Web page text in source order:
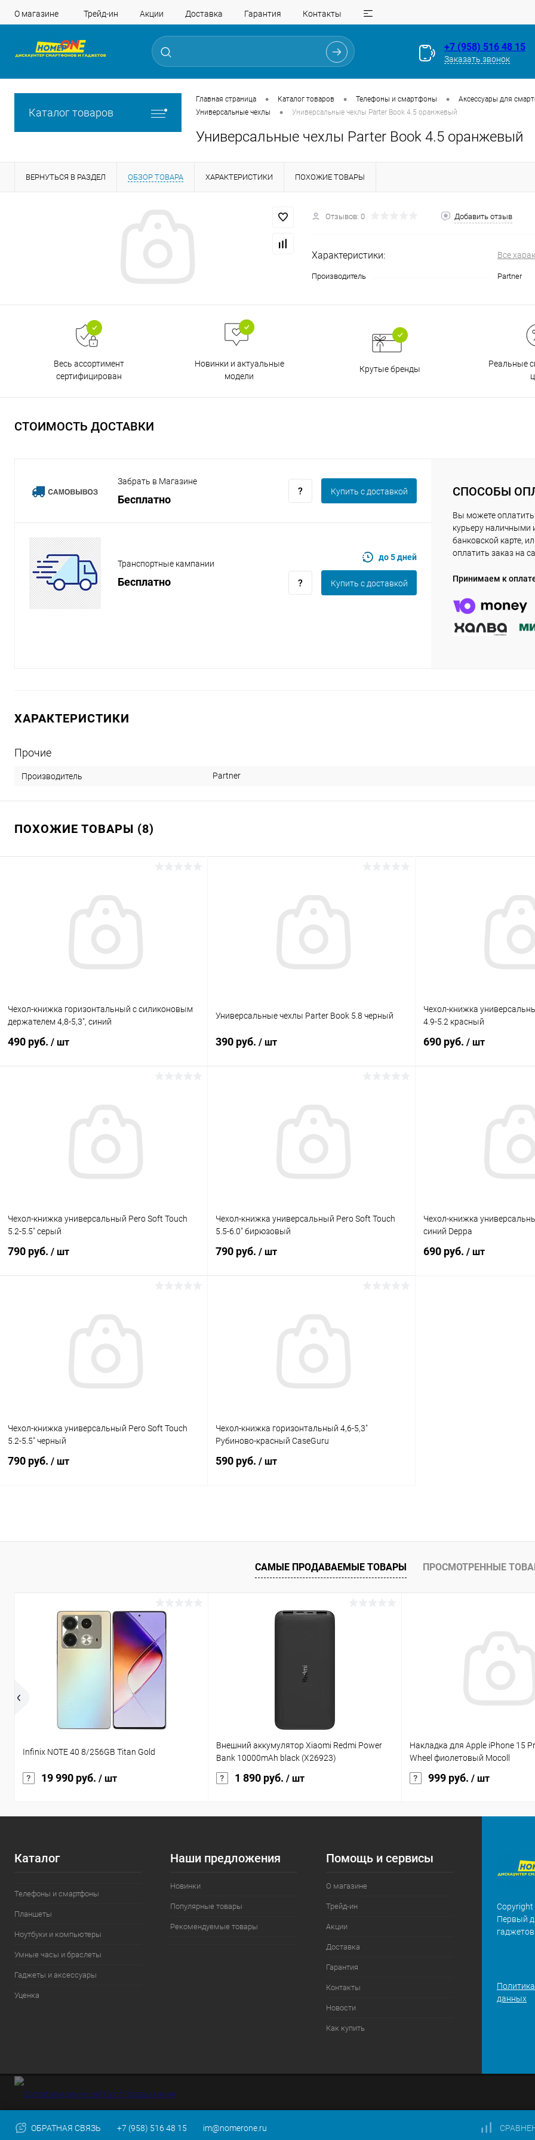
О магазине Трейд-ин Акции Доставка Гарантия Контакты
+7 (958) 516 48 15
Заказать звонок
Каталог товаров
Главная страница • Каталог товаров • Телефоны и смартфоны • Аксессуары для
Универсальные чехлы • Универсальные чехлы Parter Book 4.5 оранжевый
Универсальные чехлы Parter Book 4.5 оранжевый
ВЕРНУТЬСЯ В РАЗДЕЛ ОБЗОР ТОВАРА ХАРАКТЕРИСТИКИ ПОХОЖИЕ ТОВАРЫ
Отзывов: 0 Добавить отзыв
Характеристики: Все
Производитель Partner
Весь ассортимент
сертифицирован
Новинки и актуальные
модели
Крутые бренды
Реальные
СТОИМОСТЬ ДОСТАВКИ
Забрать в Магазине
Бесплатно
Купить c доставкой
Транспортные кампании
Бесплатно
до 5 дней
Купить c доставкой
СПОСОБЫ
Вы можете оплатить
курьеру наличными
банковской карте,
оплатить заказ на
Принимаем к
ХАРАКТЕРИСТИКИ
Прочие
Производитель Partner
ПОХОЖИЕ ТОВАРЫ (8)
Чехол-книжка горизонтальный с силиконовым
держателем 4,8-5,3", синий
490 руб. / шт
Универсальные чехлы Parter Book 5.8 черный
390 руб. / шт
Чехол-книжка
4.9-5.2 красный
690 руб. / шт
Чехол-книжка универсальный Pero Soft Touch
5.2-5.5" серый
790 руб. / шт
Чехол-книжка универсальный Pero Soft Touch
5.5-6.0" бирюзовый
790 руб. / шт
Чехол-книжка
синий Deppa
690 руб. / шт
Чехол-книжка универсальный Pero Soft Touch
5.2-5.5" черный
790 руб. / шт
К сравнению
Чехол-книжка горизонтальный 4,6-5,3"
Рубиново-красный CaseGuru
590 руб. / шт
К сравнению
В избранное Под заказ
Разбейте
на частибез переплат
График платежей
25
25 % картой любого банка
выбранный способом
Оставшиеся
списываться
с вашей картыпо25%каждые 2 недели
САМЫЕ ПРОДАВАЕМЫЕ ТОВАРЫ ПРОСМОТРЕННЫЕ
Infinix NOTE 40 8/256GB Titan Gold
19 990 руб. / шт
Внешний аккумулятор Xiaomi Redmi Power
Bank 10000mAh black (X26923)
1 890 руб. / шт
Накладка для Apple iPhone 15
Wheel фиолетовый Mocoll
999 руб. / шт
Каталог
Телефоны и смартфоны
Планшеты
Ноутбуки и компьютеры
Умные часы и браслеты
Гаджеты и аксессуары
Уценка
Наши предложения
Новинки
Популярные товары
Рекомендуемые товары
Помощь и сервисы
О магазине
Трейд-ин
Акции
Доставка
Гарантия
Контакты
Новости
Как купить
Copyright
Первый
данных
ОБРАТНАЯ СВЯЗЬ +7 (958) 516 48 15 im@nomerone.ru